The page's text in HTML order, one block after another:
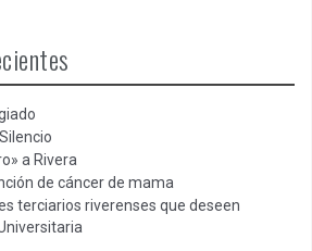
a Rivera
de cáncer de mama
terciarios riverenses que deseen